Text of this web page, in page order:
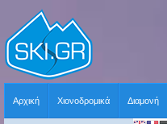
Αρχική Χιονοδρομικά Διαμονή